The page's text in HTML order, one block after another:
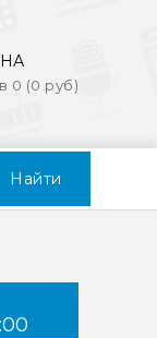
Найти
0 (0 руб)